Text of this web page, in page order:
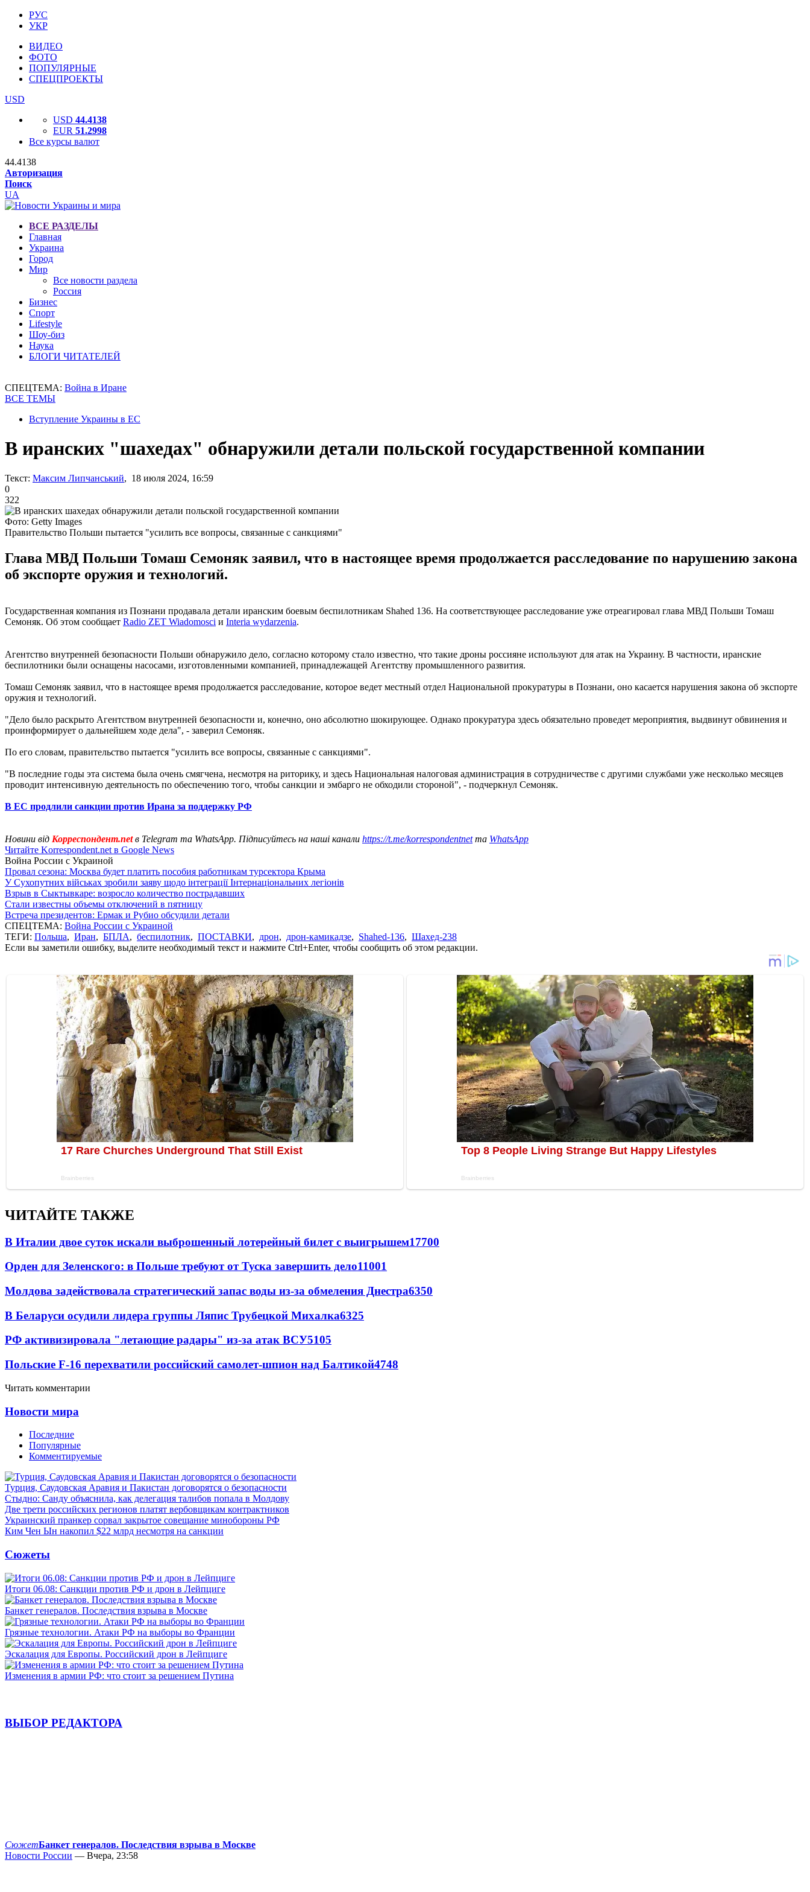
РУС
УКР
ВИДЕО
ФОТО
ПОПУЛЯРНЫЕ
СПЕЦПРОЕКТЫ
USD
USD 44.4138
EUR 51.2998
Все курсы валют
44.4138
Авторизация
Поиск
UA
ВСЕ РАЗДЕЛЫ
Главная
Украина
Город
Мир
Все новости раздела
Россия
Бизнес
Спорт
Lifestyle
Шоу-биз
Наука
БЛОГИ ЧИТАТЕЛЕЙ
СПЕЦТЕМА: Война в Иране
ВСЕ ТЕМЫ
Вступление Украины в ЕС
В иранских "шахедах" обнаружили детали польской государственной компании
Текст: Максим Липчанський, 18 июля 2024, 16:59
0
322
Фото: Getty Images
Правительство Польши пытается "усилить все вопросы, связанные с санкциями"
Глава МВД Польши Томаш Семоняк заявил, что в настоящее время продолжается расследование по нарушению закона
об экспорте оружия и технологий.
Государственная компания из Познани продавала детали иранским боевым беспилотникам Shahed 136. На соответствующее расследование уже отреагировал глава МВД Польши Томаш
Семоняк. Об этом сообщает Radio ZET Wiadomosci и Interia wydarzenia.
Агентство внутренней безопасности Польши обнаружило дело, согласно которому стало известно, что такие дроны россияне используют для атак на Украину. В частности, иранские
беспилотники были оснащены насосами, изготовленными компанией, принадлежащей Агентству промышленного развития.
Томаш Семоняк заявил, что в настоящее время продолжается расследование, которое ведет местный отдел Национальной прокуратуры в Познани, оно касается нарушения закона об экспорте
оружия и технологий.
"Дело было раскрыто Агентством внутренней безопасности и, конечно, оно абсолютно шокирующее. Однако прокуратура здесь обязательно проведет мероприятия, выдвинут обвинения и
проинформирует о дальнейшем ходе дела", - заверил Семоняк.
По его словам, правительство пытается "усилить все вопросы, связанные с санкциями".
"В последние годы эта система была очень смягчена, несмотря на риторику, и здесь Национальная налоговая администрация в сотрудничестве с другими службами уже несколько месяцев
проводит интенсивную деятельность по обеспечению того, чтобы санкции и эмбарго не обходили стороной", - подчеркнул Семоняк.
В ЕС продлили санкции против Ирана за поддержку РФ
Новини від Корреспондент.netв Telegram та WhatsApp. Підписуйтесь на наші канали https://t.me/korrespondentnetта WhatsApp
Читайте Korrespondent.net в Google News
Война России с Украиной
Провал сезона: Москва будет платить пособия работникам турсектора Крыма
У Сухопутних військах зробили заяву щодо інтеграції Інтернаціональних легіонів
Взрыв в Сыктывкаре: возросло количество пострадавших
Стали известны объемы отключений в пятницу
Встреча президентов: Ермак и Рубио обсудили детали
СПЕЦТЕМА: Война России с Украиной
ТЕГИ: Польша, Иран, БПЛА, беспилотник, ПОСТАВКИ, дрон, дрон-камикадзе, Shahed-136, Шахед-238
Если вы заметили ошибку, выделите необходимый текст и нажмите Ctrl+Enter, чтобы сообщить об этом редакции.
ЧИТАЙТЕ ТАКЖЕ
В Италии двое суток искали выброшенный лотерейный билет с выигрышем17700
Орден для Зеленского: в Польше требуют от Туска завершить дело11001
Молдова задействовала стратегический запас воды из-за обмеления Днестра6350
В Беларуси осудили лидера группы Ляпис Трубецкой Михалка6325
РФ активизировала "летающие радары" из-за атак ВСУ5105
Польские F-16 перехватили российский самолет-шпион над Балтикой4748
Читать комментарии
Новости мира
Последние
Популярные
Комментируемые
Турция, Саудовская Аравия и Пакистан договорятся о безопасности
Стыдно: Санду объяснила, как делегация талибов попала в Молдову
Две трети российских регионов платят вербовщикам контрактников
Украинский пранкер сорвал закрытое совещание минобороны РФ
Ким Чен Ын накопил $22 млрд несмотря на санкции
Сюжеты
Итоги 06.08: Санкции против РФ и дрон в Лейпциге
Банкет генералов. Последствия взрыва в Москве
Грязные технологии. Атаки РФ на выборы во Франции
Эскалация для Европы. Российский дрон в Лейпциге
Изменения в армии РФ: что стоит за решением Путина
ВЫБОР РЕДАКТОРА
СюжетБанкет генералов. Последствия взрыва в Москве
Новости России — Вчера, 23:58